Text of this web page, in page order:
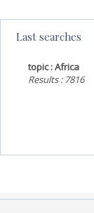
Last searches
topic : Africa
Results : 7816